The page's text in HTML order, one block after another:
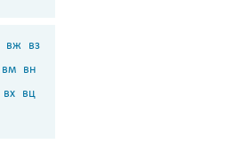
вж вз
вм вн
вх вц